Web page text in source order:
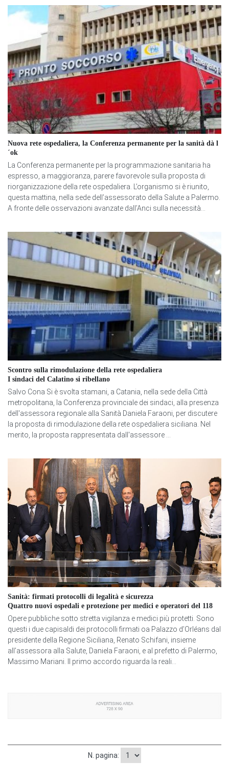
Nuova rete ospedaliera, la Conferenza permanente per la sanità dà l
´ok
La Conferenza permanente per la programmazione sanitaria ha
espresso, a maggioranza, parere favorevole sulla proposta di
riorganizzazione della rete ospedaliera. L’organismo si è riunito,
questa mattina, nella sede dell’assessorato della Salute a Palermo.
A fronte delle osservazioni avanzate dall’Anci sulla necessità...
Scontro sulla rimodulazione della rete ospedaliera
I sindaci del Calatino si ribellano
Salvo Cona Si è svolta stamani, a Catania, nella sede della Città
metropolitana, la Conferenza provinciale dei sindaci, alla presenza
dell'assessora regionale alla Sanità Daniela Faraoni, per discutere
la proposta di rimodulazione della rete ospedaliera siciliana. Nel
merito, la proposta rappresentata dall'assessore ...
Sanità: firmati protocolli di legalità e sicurezza
Quattro nuovi ospedali e protezione per medici e operatori del 118
Opere pubbliche sotto stretta vigilanza e medici più protetti. Sono
questi i due capisaldi dei protocolli firmati oa Palazzo d’Orléans dal
presidente della Regione Siciliana, Renato Schifani, insieme
all’assessora alla Salute, Daniela Faraoni, e al prefetto di Palermo,
Massimo Mariani. Il primo accordo riguarda la reali...
N. pagina: